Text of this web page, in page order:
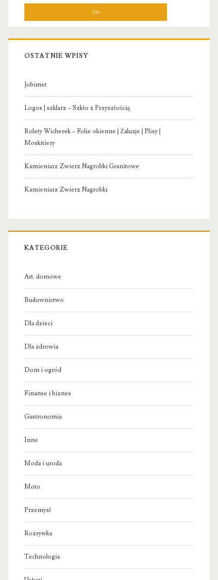
OSTATNIE WPISY
Jobimet
Logos | szklarz – Szkło z Przyszłością
Rolety Wicherek – Folie okienne | Żaluzje | Plisy |
Moskitiery
Kamieniarz Zwierz Nagrobki Granitowe
Kamieniarz Zwierz Nagrobki
KATEGORIE
Art. domowe
Budownictwo
Dla dzieci
Dla zdrowia
Dom i ogród
Finanse i biznes
Gastronomia
Inne
Moda i uroda
Moto
Przemysł
Rozrywka
Technologia